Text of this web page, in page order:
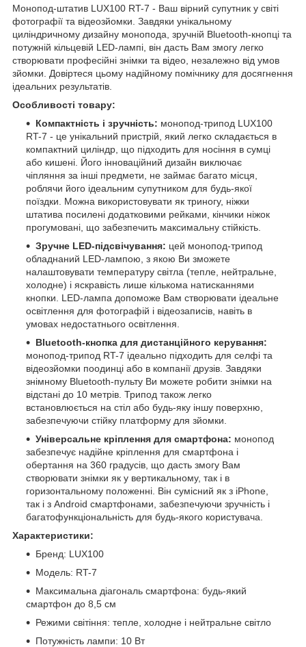
Монопод-штатив LUX100 RT-7 - Ваш вірний супутник у світі
фотографії та відеозйомки. Завдяки унікальному
циліндричному дизайну монопода, зручній Bluetooth-кнопці та
потужній кільцевій LED-лампі, він дасть Вам змогу легко
створювати професійні знімки та відео, незалежно від умов
зйомки. Довіртеся цьому надійному помічнику для досягнення
ідеальних результатів.
Особливості товару:
Компактність і зручність: монопод-трипод LUX100
RT-7 - це унікальний пристрій, який легко складається в
компактний циліндр, що підходить для носіння в сумці
або кишені. Його інноваційний дизайн виключає
чіпляння за інші предмети, не займає багато місця,
роблячи його ідеальним супутником для будь-якої
поїздки. Можна використовувати як триногу, ніжки
штатива посилені додатковими рейками, кінчики ніжок
прогумовані, що забезпечить максимальну стійкість.
Зручне LED-підсвічування: цей монопод-трипод
обладнаний LED-лампою, з якою Ви зможете
налаштовувати температуру світла (тепле, нейтральне,
холодне) і яскравість лише кількома натисканнями
кнопки. LED-лампа допоможе Вам створювати ідеальне
освітлення для фотографій і відеозаписів, навіть в
умовах недостатнього освітлення.
Bluetooth-кнопка для дистанційного керування:
монопод-трипод RT-7 ідеально підходить для селфі та
відеозйомки поодинці або в компанії друзів. Завдяки
знімному Bluetooth-пульту Ви можете робити знімки на
відстані до 10 метрів. Трипод також легко
встановлюється на стіл або будь-яку іншу поверхню,
забезпечуючи стійку платформу для зйомки.
Універсальне кріплення для смартфона: монопод
забезпечує надійне кріплення для смартфона і
обертання на 360 градусів, що дасть змогу Вам
створювати знімки як у вертикальному, так і в
горизонтальному положенні. Він сумісний як з iPhone,
так і з Android смартфонами, забезпечуючи зручність і
багатофункціональність для будь-якого користувача.
Характеристики:
Бренд: LUX100
Модель: RT-7
Максимальна діагональ смартфона: будь-який
смартфон до 8,5 см
Режими світіння: тепле, холодне і нейтральне світло
Потужність лампи: 10 Вт